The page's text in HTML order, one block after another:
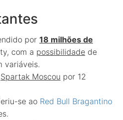
por 18 milhões de
com a possibilidade de
variáveis.
Spartak Moscou por 12
se ao Red Bull Bragantino